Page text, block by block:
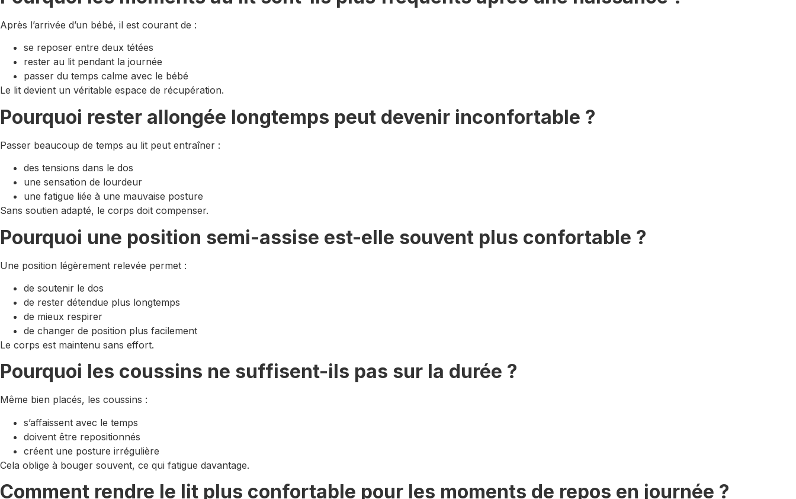
Après l’arrivée d’un bébé, il est courant de :
se reposer entre deux tétées
rester au lit pendant la journée
passer du temps calme avec le bébé
Le lit devient un véritable espace de récupération.
Pourquoi rester allongée longtemps peut devenir inconfortable ?
Passer beaucoup de temps au lit peut entraîner :
des tensions dans le dos
une sensation de lourdeur
une fatigue liée à une mauvaise posture
Sans soutien adapté, le corps doit compenser.
Pourquoi une position semi-assise est-elle souvent plus confortable ?
Une position légèrement relevée permet :
de soutenir le dos
de rester détendue plus longtemps
de mieux respirer
de changer de position plus facilement
Le corps est maintenu sans effort.
Pourquoi les coussins ne suffisent-ils pas sur la durée ?
Même bien placés, les coussins :
s’affaissent avec le temps
doivent être repositionnés
créent une posture irrégulière
Cela oblige à bouger souvent, ce qui fatigue davantage.
Comment rendre le lit plus confortable pour les moments de repos en journée ?